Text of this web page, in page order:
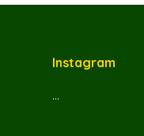
Instagram
…